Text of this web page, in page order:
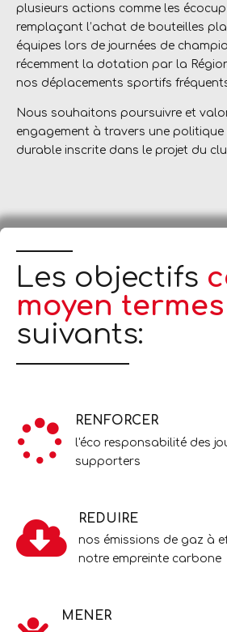
plusieurs actions comme les
remplaçant l’achat de bouteilles
équipes lors de journées de
récemment la dotation par la
nos déplacements sportifs
Nous souhaitons poursuivre et
engagement à travers une
durable inscrite dans le projet du
Les objectifs
moyen termes
suivants:
RENFORCER
l'éco responsabilité des
supporters
REDUIRE
nos émissions de gaz à
notre empreinte carbone
MENER